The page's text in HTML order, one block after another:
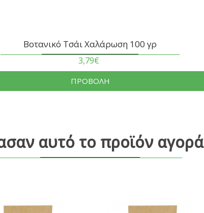
Βοτανικό Τσάι Χαλάρωση 100 γρ
3,79€
ΠΡΟΒΟΛΗ
αυτό το προϊόν